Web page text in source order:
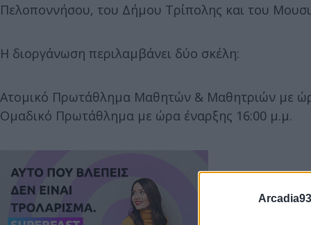
Πελοποννήσου, του Δήμου Τρίπολης και του
Η διοργάνωση περιλαμβάνει δύο σκέλη:
Ατομικό Πρωτάθλημα Μαθητών & Μαθητριών με
Ομαδικό Πρωτάθλημα με ώρα έναρξης 16:00 μ.μ.